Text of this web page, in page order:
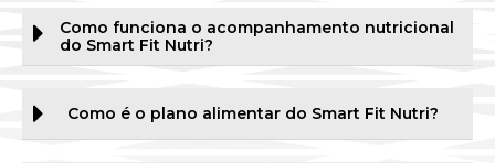
Como funciona o acompanhamento nutricional
do Smart Fit Nutri?
Como é o plano alimentar do Smart Fit Nutri?